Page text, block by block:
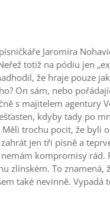
Jaromíra
totiž na pódiu jen
že hraje pouze
On sám, nebo
s majitelem agentury
kdyby tady po
trochu pocit, že byli
jen tři písně a
kompromisy rád.
zlínském. To
také nevinně. Vypadá